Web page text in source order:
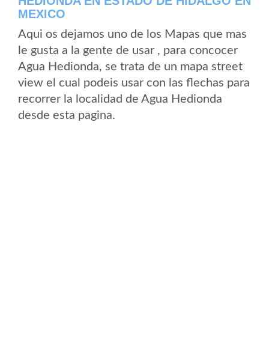
MEXICO
Aqui os dejamos uno de los Mapas que mas
le gusta a la gente de usar , para concocer
Agua Hedionda, se trata de un mapa street
view el cual podeis usar con las flechas para
recorrer la localidad de Agua Hedionda
desde esta pagina.